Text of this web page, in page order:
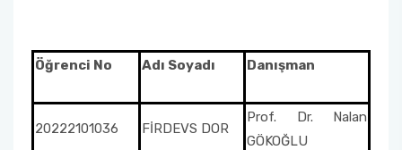
Öğrenci No Adı Soyadı Danışman
20222101036 FİRDEVS DOR
Prof. Dr. Nalan
GÖKOĞLU
Görüş, Öneri ve Şikayet Formu
Projeler Patentler ve Ödüller